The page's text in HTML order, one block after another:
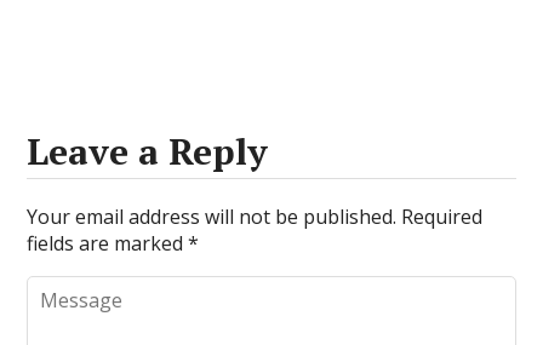
Leave a Reply
Your email address will not be published. Required
fields are marked*